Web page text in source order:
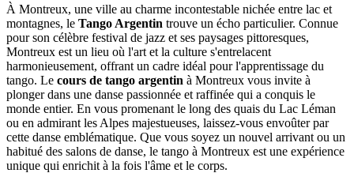
À Montreux, une ville au charme incontestable nichée entre lac et
montagnes, le Tango Argentin trouve un écho particulier. Connue
pour son célèbre festival de jazz et ses paysages pittoresques,
Montreux est un lieu où l'art et la culture s'entrelacent
harmonieusement, offrant un cadre idéal pour l'apprentissage du
tango. Le cours de tango argentin à Montreux vous invite à
plonger dans une danse passionnée et raffinée qui a conquis le
monde entier. En vous promenant le long des quais du Lac Léman
ou en admirant les Alpes majestueuses, laissez-vous envoûter par
cette danse emblématique. Que vous soyez un nouvel arrivant ou un
habitué des salons de danse, le tango à Montreux est une expérience
unique qui enrichit à la fois l'âme et le corps.